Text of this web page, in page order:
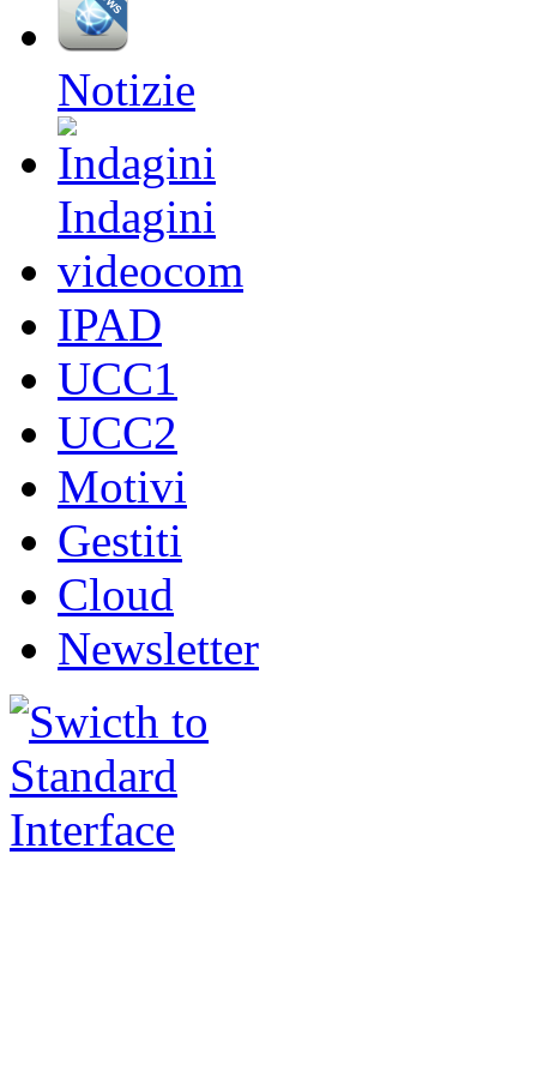
Notizie
Indagini
videocom
IPAD
UCC1
UCC2
Motivi
Gestiti
Cloud
Newsletter